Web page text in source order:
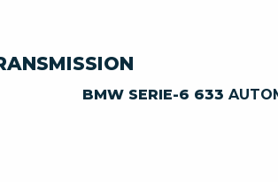
BMW SERIE-6 633